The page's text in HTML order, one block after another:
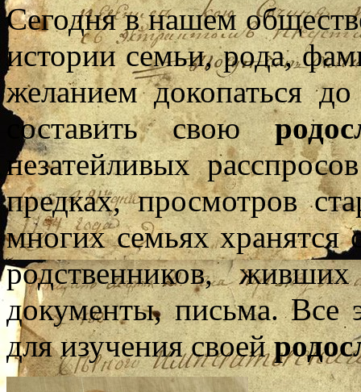
Сегодня в нашем
истории семьи, рода,
желанием докопаться
составить свою
незатейливых
предках, просмотров
многих семьях хранятся
родственников,
документы, письма. Все
для изучения своей